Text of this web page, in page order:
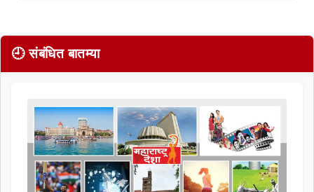
🕘 संबंधित बातम्या